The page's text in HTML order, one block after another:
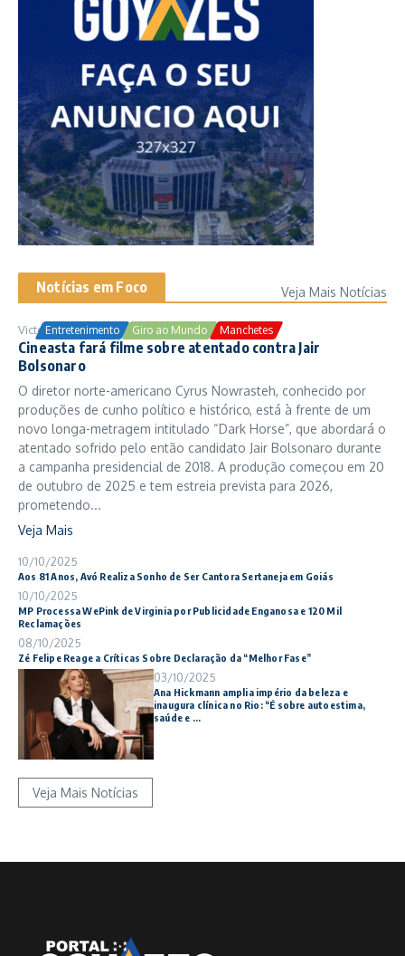
Notícias em Foco Veja Mais Notícias
Entretenimento Giro ao Mundo Manchetes
Victor Samuel 24/10/2025
Cineasta fará filme sobre atentado contra Jair
Bolsonaro
O diretor norte-americano Cyrus Nowrasteh, conhecido por
produções de cunho político e histórico, está à frente de um
novo longa-metragem intitulado “Dark Horse”, que abordará o
atentado sofrido pelo então candidato Jair Bolsonaro durante
a campanha presidencial de 2018. A produção começou em 20
de outubro de 2025 e tem estreia prevista para 2026,
prometendo...
Veja Mais
10/10/2025
Aos 81 Anos, Avó Realiza Sonho de Ser Cantora Sertaneja em Goiás
10/10/2025
MP Processa WePink de Virginia por Publicidade Enganosa e 120 Mil
Reclamações
08/10/2025
Zé Felipe Reage a Críticas Sobre Declaração da “Melhor Fase”
03/10/2025
Ana Hickmann amplia império da beleza e
inaugura clínica no Rio: “É sobre autoestima,
saúde e ...
Veja Mais Notícias